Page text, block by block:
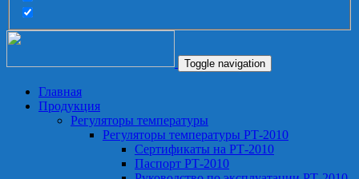
Toggle navigation
Главная
Продукция
Регуляторы температуры
Регуляторы температуры РТ-2010
Сертификаты на РТ-2010
Паспорт РТ-2010